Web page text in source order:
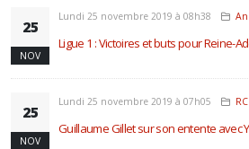
25
NOV
Lundi 25 novembre 2019 à 08h38
Ligue 1 : Victoires et buts pour Reine-
25
NOV
Lundi 25 novembre 2019 à 07h05
Guillaume Gillet sur son entente avec